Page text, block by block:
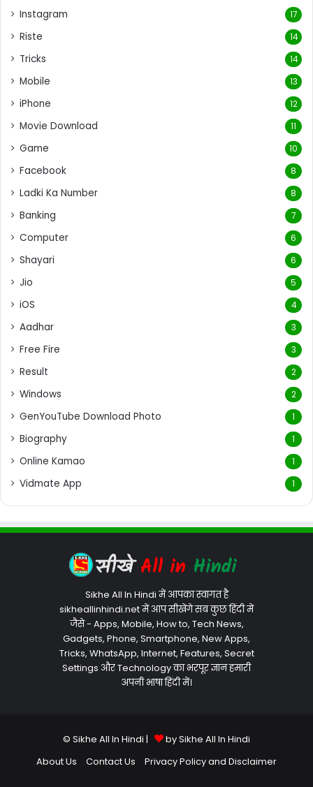
Instagram 17
Riste 14
Tricks 14
Mobile 13
iPhone 12
Movie Download 11
Game 10
Facebook 8
Ladki Ka Number 8
Banking 7
Computer 6
Shayari 6
Jio 5
iOS 4
Aadhar 3
Free Fire 3
Result 2
Windows 2
GenYouTube Download Photo 1
Biography 1
Online Kamao 1
Vidmate App 1
Sikhe All In Hindi में आपका स्वागत है
sikheallinhindi.net में आप सीखेंगे सब कुछ हिंदी में
जैसे - Apps, Mobile, How to, Tech News,
Gadgets, Phone, Smartphone, New Apps,
Tricks, WhatsApp, Internet, Features, Secret
Settings और Technology का भरपूर ज्ञान हमारी
अपनी भाषा हिंदी में।
© Sikhe All In Hindi |
by Sikhe All In Hindi
About Us
Contact Us Privacy Policy and Disclaimer